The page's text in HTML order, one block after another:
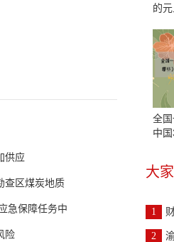
供应
查区煤炭地质
急保障任务中
险
的
全
中
大
1
2